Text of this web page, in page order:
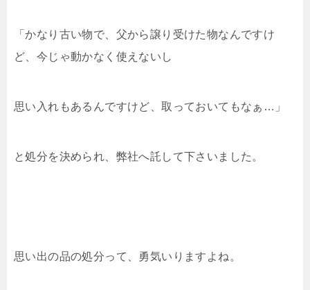
「かなり古い物で、父から譲り受けた物なんですけ
ど、今じゃ動かなく使えないし
思い入れもあるんですけど、取っておいてもなぁ…」
と処分を決められ、弊社へ託して下さいました。
思い出の品の処分って、勇気いりますよね。